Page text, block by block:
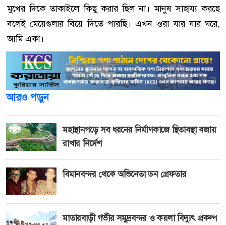
মুখের দিকে তাকাইলে কিছু করার ছিল না। মানুষ সাহায্য করছে
বলেই মেয়েগুলার বিয়ে দিতে পারছি। এখন ওরা যার যার ঘরে,
আমি একা।
আরও পড়ুন
মহাস্থানগড়ে সব ধরনের নির্মাণকাজে স্থিতাবস্থা বজায়
রাখার নির্দেশ
বিমানবন্দর থেকে অভিনেতা ডন গ্রেফতার
মাতারবাড়ী গভীর সমুদ্রবন্দর ও কয়লা বিদ্যুৎ প্রকল্প